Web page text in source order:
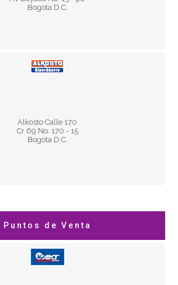
Bogota D.C.
Alkosto Calle 170
Cr 69 No. 170 - 15
Bogota D.C.
Lun a Sab 7:00 a.m a 9:00 p.m
Dom y Fes 7:00 a.m a 9:00 p.m
Puntos de Venta